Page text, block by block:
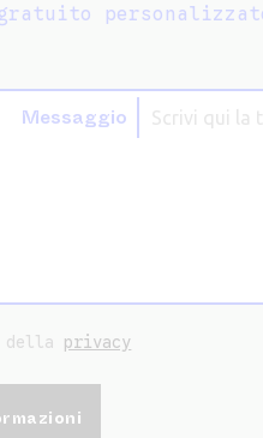
gratuito
Messaggio
della privacy